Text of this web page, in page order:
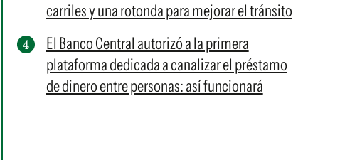
carriles y una rotonda para mejorar el tránsito
El Banco Central autorizó a la primera
plataforma dedicada a canalizar el préstamo
de dinero entre personas: así funcionará